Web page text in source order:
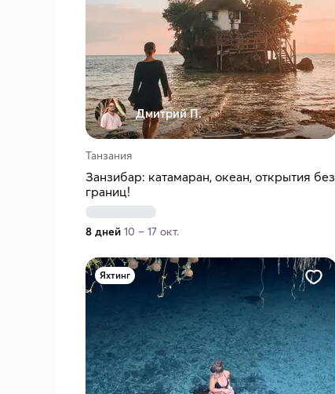
Дмитрий П.
Танзания
Занзибар: катамаран, океан, открытия без
границ!
8 дней 10 – 17 окт.
Яхтинг